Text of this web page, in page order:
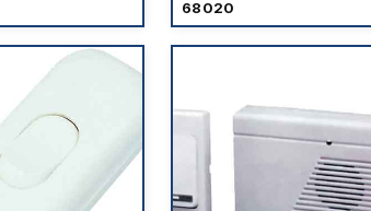
68020